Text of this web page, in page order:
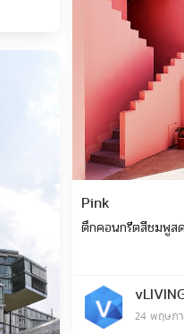
Pink
ตึกคอนกรีตสีชมพูส
24 พฤษภ